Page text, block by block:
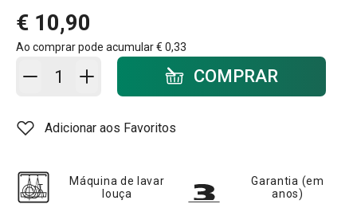
€ 10,90
Ao comprar pode acumular€ 0,33
Adicionar ao carrinho - quantidadeCOMPRAR
Adicionar aos Favoritos
Máquina de lavar
louça
Garantia (em
anos)